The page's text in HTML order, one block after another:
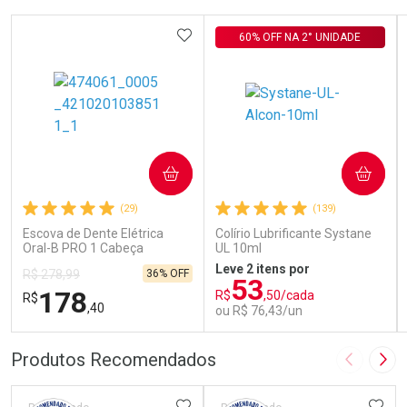
(29)
Escova de Dente Elétrica
Oral-B PRO 1 Cabeça
Redonda Recarregável 1
Unidade
R$ 278,99
R$178,40
36% OFF
ADICIONAR AOS FAVORITOS
COMPRAR
FECHAR
FECHAR
Por Menos
(139)
Colírio Lubrificante Systane
UL 10ml
60% OFF NA 2° UNIDADE
Leve 2 itens por
R$53,50/cada
ou R$ 76,43/un
COMPRAR
Por Menos
Produtos Recomendados Imagem